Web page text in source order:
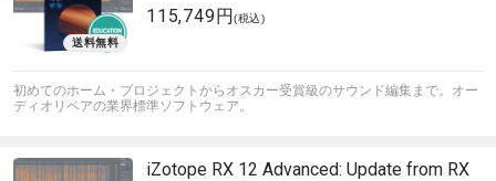
115,749円(税込)
初めてのホーム・プロジェクトからオスカー受賞級のサウンド編集まで。オー
ディオリペアの業界標準ソフトウェア。
iZotope RX 12 Advanced: Update from RX